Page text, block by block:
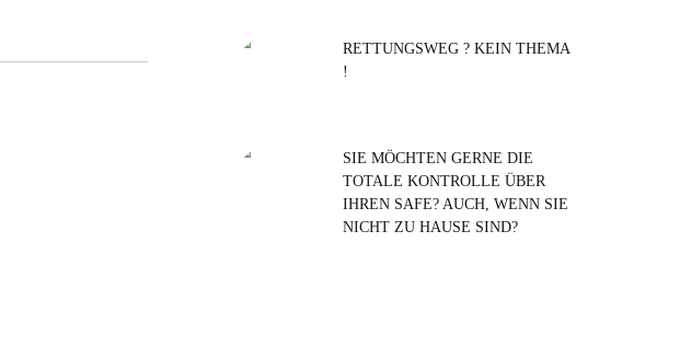
RETTUNGSWEG ? KEIN THEMA
!
SIE MÖCHTEN GERNE DIE
TOTALE KONTROLLE ÜBER
IHREN SAFE? AUCH, WENN SIE
NICHT ZU HAUSE SIND?